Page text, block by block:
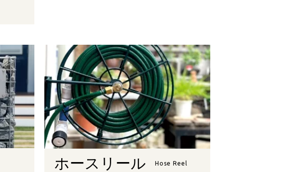
ホースリール Hose Reel